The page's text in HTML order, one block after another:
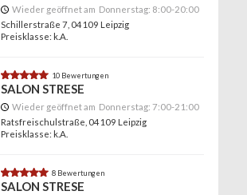
Wieder geöffnet am Donnerstag: 8:00-20:00
Schillerstraße 7, 04109 Leipzig
Preisklasse: k.A.
SALON STRESE
Wieder geöffnet am Donnerstag: 7:00-21:00
Ratsfreischulstraße , 04109 Leipzig
Preisklasse: k.A.
4.9 10 Bewertungen
SALON STRESE
4.8 8 Bewertungen